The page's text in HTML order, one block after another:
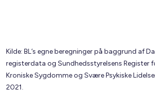
Kilde: BL’s egne beregninger på baggrund af
registerdata og Sundhedsstyrelsens Register
Kroniske Sygdomme og Svære Psykiske
2021.